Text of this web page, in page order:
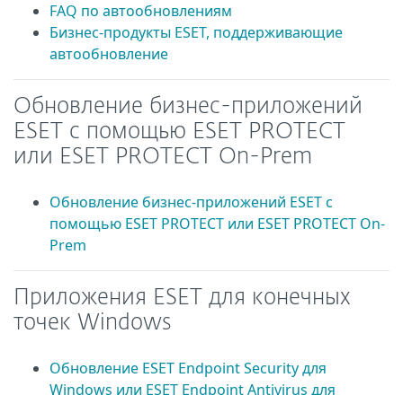
FAQ по автообновлениям
Бизнес-продукты ESET, поддерживающие
автообновление
Обновление бизнес-приложений
ESET с помощью ESET PROTECT
или ESET PROTECT On-Prem
Обновление бизнес-приложений ESET с
помощью ESET PROTECT или ESET PROTECT On-
Prem
Приложения ESET для конечных
точек Windows
Обновление ESET Endpoint Security для
Windows или ESET Endpoint Antivirus для